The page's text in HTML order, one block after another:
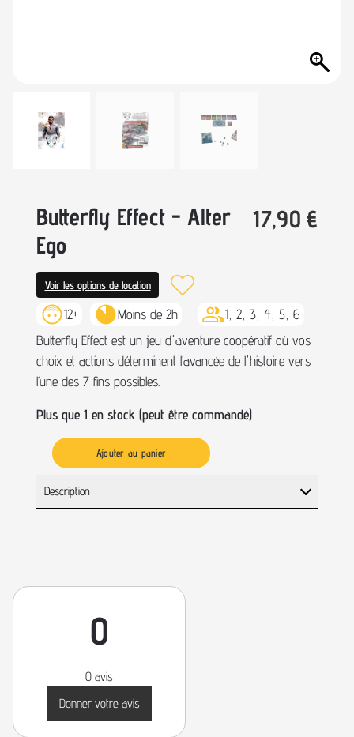
Butterfly Effect - Alter
Ego
17,90 €
Voir les options de location
12+ Moins de 2h
1, 2, 3, 4, 5, 6
Butterfly Effect est un jeu d'aventure coopératif où vos
choix et actions déterminent l’avancée de l'histoire vers
l’une des 7 fins possibles.
Plus que 1 en stock (peut être commandé)
Ajouter au panier
Description
0
0 avis
Donner votre avis